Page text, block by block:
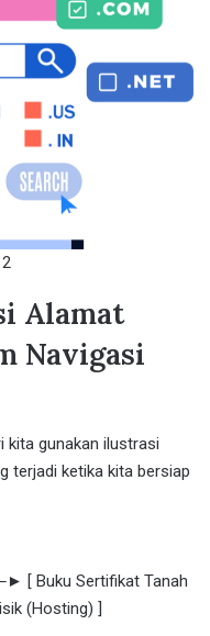
Alamat
Navigasi
kita gunakan ilustrasi
terjadi ketika kita bersiap
[ Buku Sertifikat Tanah
(Hosting) ]